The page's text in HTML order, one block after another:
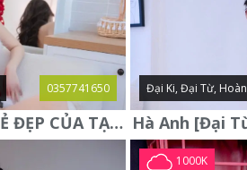
0357741650
PHƯƠNG LINH: VẺ ĐẸP CỦA TẠO HÓA, XINH ĐẸP, SEXY, QUYỄN RŨ
Đại Ki, Đại Từ,
1000K